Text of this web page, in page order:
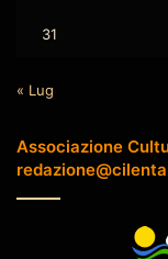
31
« Lug
Associazione